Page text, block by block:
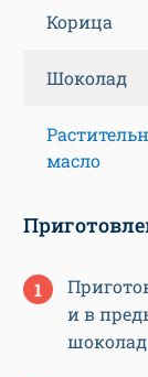
Корица
Шоколад
масло
и в